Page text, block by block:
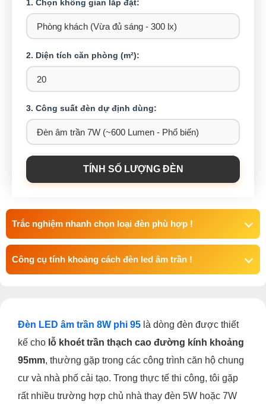
1. Chọn không gian lắp đặt:
2. Diện tích căn phòng (m²):
3. Công suất đèn dự định dùng:
TÍNH SỐ LƯỢNG ĐÈN
Trắc nghiệm nhanh chọn loại đèn phù hợp !
Công cụ tính khoảng cách đèn led âm trần !
Đèn LED âm trần 8W phi 95 là dòng đèn được thiết
kế cho lỗ khoét trần thạch cao đường kính khoảng
95mm, thường gặp trong các công trình căn hộ chung
cư và nhà phố cải tạo. Trong thực tế thi công, tôi gặp
rất nhiều trường hợp chủ nhà thay đèn 5W hoặc 7W